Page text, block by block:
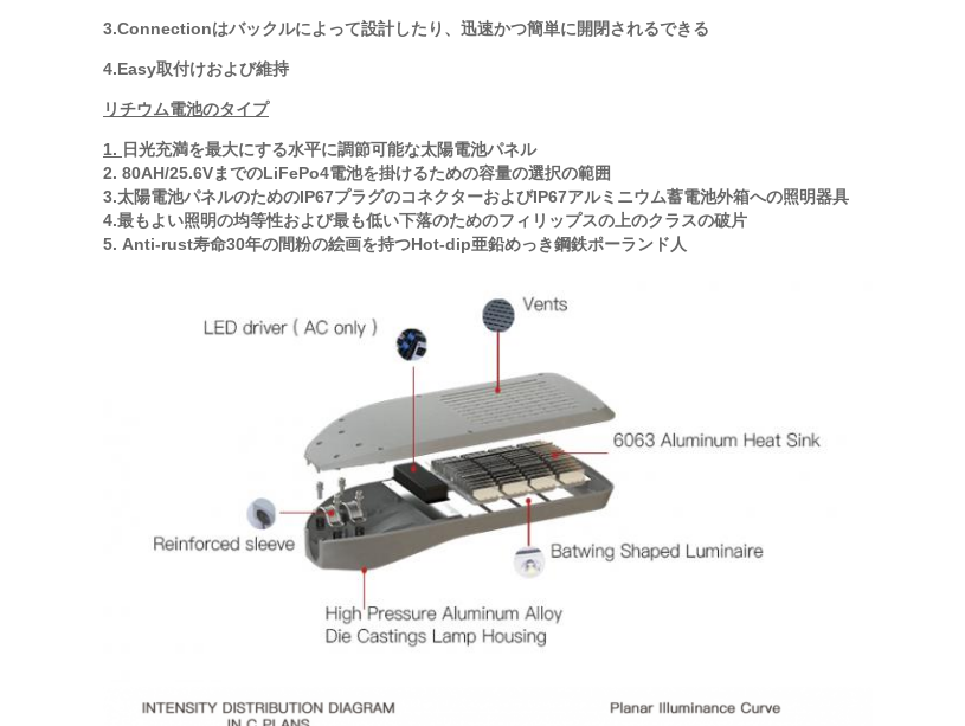
3.Connectionはバックルによって設計したり、迅速かつ簡単に開閉されるできる
4.Easy取付けおよび維持
リチウム電池のタイプ
1. 日光充満を最大にする水平に調節可能な太陽電池パネル
2. 80AH/25.6VまでのLiFePo4電池を掛けるための容量の選択の範囲
3.太陽電池パネルのためのIP67プラグのコネクターおよびIP67アルミニウム蓄電池外箱への照明器具
4.最もよい照明の均等性および最も低い下落のためのフィリップスの上のクラスの破片
5. Anti-rust寿命30年の間粉の絵画を持つHot-dip亜鉛めっき鋼鉄ポーランド人